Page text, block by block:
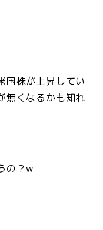
国株が上昇してい
無くなるかも知れ
の？w